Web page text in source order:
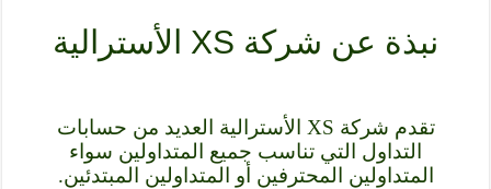
نبذة عن شركة XS الأسترالية
تقدم شركة XS الأسترالية العديد من حسابات
التداول التي تناسب جميع المتداولين سواء
المتداولين المحترفين أو المتداولين المبتدئين.